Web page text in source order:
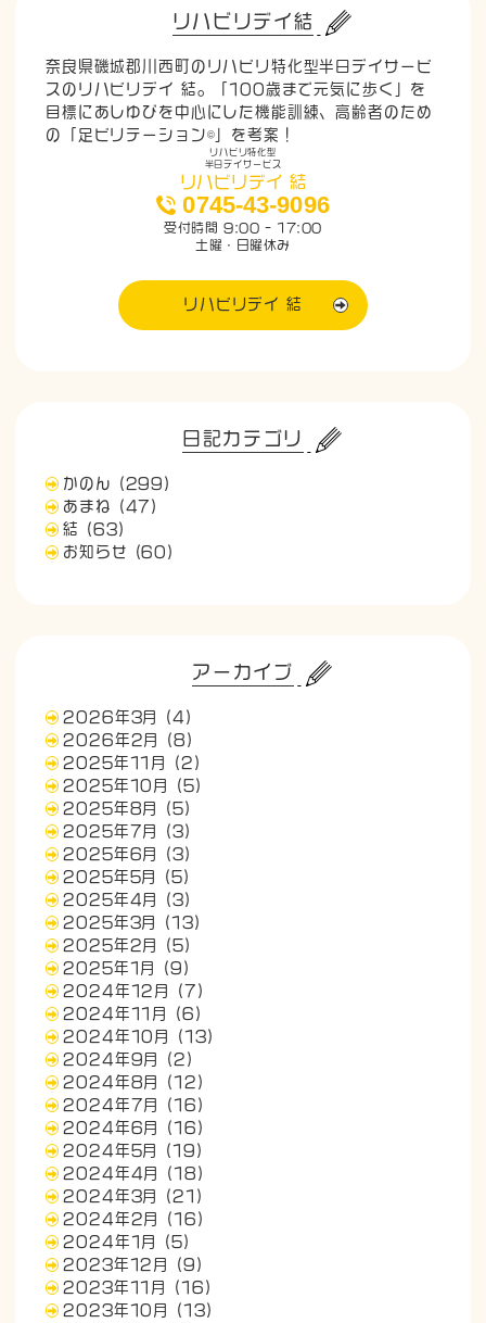
リハビリデイ結
奈良県磯城郡川西町のリハビリ特化型半日デイサービ
スのリハビリデイ 結。「100歳まで元気に歩く」を
目標にあしゆびを中心にした機能訓練、高齢者のため
の「足ビリテーション©」を考案！
リハビリ特化型
半日デイサービス
リハビリデイ 結
0745-43-9096
受付時間 9:00 - 17:00
土曜・日曜休み
リハビリデイ 結
日記カテゴリ
かのん
(299)
あまね
(47)
結
(63)
お知らせ
(60)
アーカイブ
2026年3月
(4)
2026年2月
(8)
2025年11月
(2)
2025年10月
(5)
2025年8月
(5)
2025年7月
(3)
2025年6月
(3)
2025年5月
(5)
2025年4月
(3)
2025年3月
(13)
2025年2月
(5)
2025年1月
(9)
2024年12月
(7)
2024年11月
(6)
2024年10月
(13)
2024年9月
(2)
2024年8月
(12)
2024年7月
(16)
2024年6月
(16)
2024年5月
(19)
2024年4月
(18)
2024年3月
(21)
2024年2月
(16)
2024年1月
(5)
2023年12月
(9)
2023年11月
(16)
2023年10月
(13)